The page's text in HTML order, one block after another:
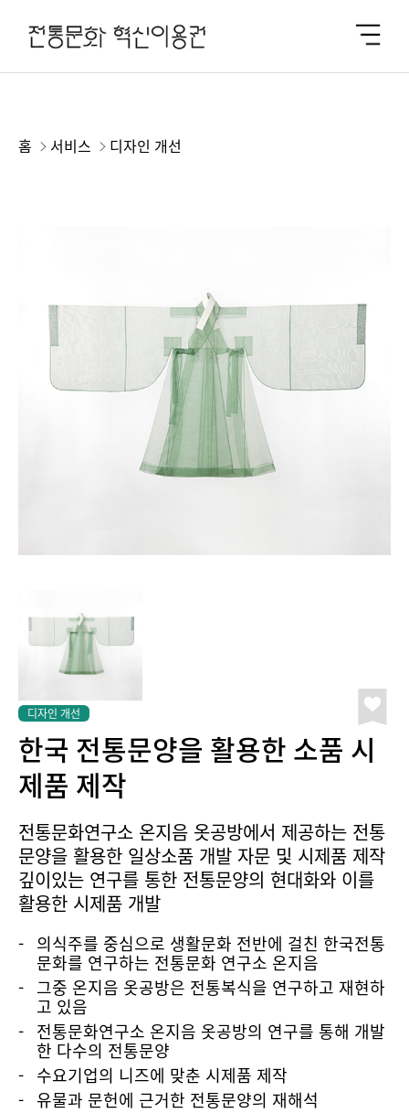
홈 서비스 디자인 개선
디자인 개선
한국 전통문양을 활용한 소품 시
제품 제작
전통문화연구소 온지음 옷공방에서 제공하는 전통
문양을 활용한 일상소품 개발 자문 및 시제품 제작
깊이있는 연구를 통한 전통문양의 현대화와 이를
활용한 시제품 개발
의식주를 중심으로 생활문화 전반에 걸친 한국전통
문화를 연구하는 전통문화 연구소 온지음
그중 온지음 옷공방은 전통복식을 연구하고 재현하
고 있음
전통문화연구소 온지음 옷공방의 연구를 통해 개발
한 다수의 전통문양
수요기업의 니즈에 맞춘 시제품 제작
유물과 문헌에 근거한 전통문양의 재해석